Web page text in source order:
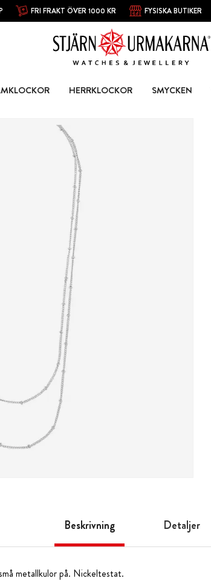
FRI FRAKT ÖVER 1000 KR FYSISKA BUTIKER
HERRKLOCKOR SMYCKEN
Beskrivning Detaljer
metallkulor på. Nickeltestat.